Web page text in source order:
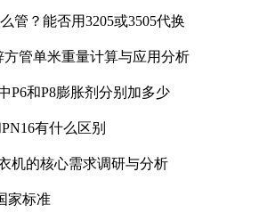
管？能否用3205或3505代换
方管单米重量计算与应用分析
P6和P8膨胀剂分别加多少
有什么区别
机的核心需求调研与分析
家标准